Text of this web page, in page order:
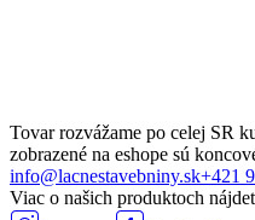
Tovar rozvážame po celej SR
zobrazené na eshope sú
info@lacnestavebniny.sk+421
Viac o našich produktoch